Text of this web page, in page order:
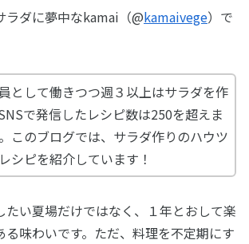
ラダに夢中なkamai（@kamaivege）で
として働きつつ週３以上はサラダを作
で発信したレシピ数は250を超えま
このブログでは、サラダ作りのハウツ
シピを紹介しています！
たい夏場だけではなく、１年とおして楽
る味わいです。ただ、料理を不定期にす